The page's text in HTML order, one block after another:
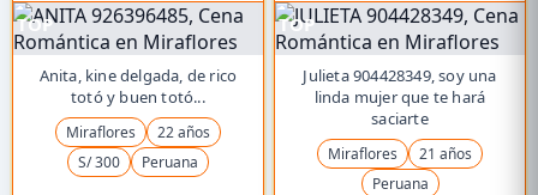
TOP
Anita, kine delgada, de rico
totó y buen totó...
Miraflores
22 años
S/ 300
Peruana
TOP
Julieta 904428349, soy una
linda mujer que te hará
saciarte
Miraflores
21 años
Peruana